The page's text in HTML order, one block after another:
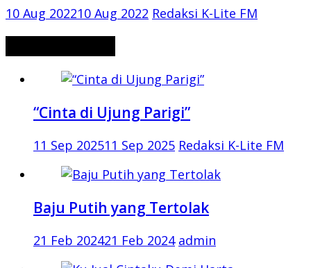
10 Aug 202210 Aug 2022 Redaksi K-Lite FM
“Cinta di Ujung Parigi”
11 Sep 202511 Sep 2025 Redaksi K-Lite FM
Baju Putih yang Tertolak
21 Feb 202421 Feb 2024 admin